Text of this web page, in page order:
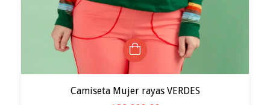
Camiseta Mujer rayas VERDES